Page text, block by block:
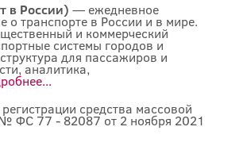
в России) — ежедневное
о транспорте в России и в мире.
и коммерческий
системы городов и
для пассажиров и
аналитика,
средства массовой
ФС 77 - 82087 от 2 ноября 2021